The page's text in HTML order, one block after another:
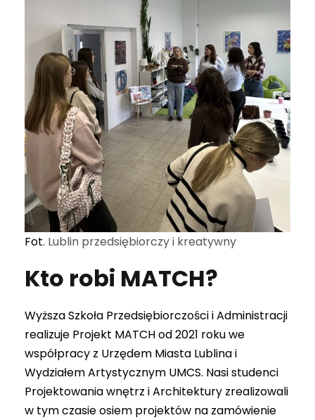
Fot. Lublin przedsiębiorczy i kreatywny
Kto robi MATCH?
Wyższa Szkoła Przedsiębiorczości i Administracji
realizuje Projekt MATCH od 2021 roku we
współpracy z Urzędem Miasta Lublina i
Wydziałem Artystycznym UMCS. Nasi studenci
Projektowania wnętrz i Architektury zrealizowali
w tym czasie osiem projektów na zamówienie